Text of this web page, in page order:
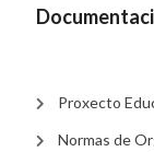
Proxecto
Normas de